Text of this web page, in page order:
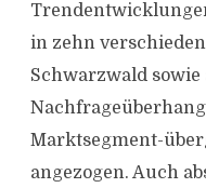
in zehn
Schwarzwald
Marktsegment-
angezogen. Auch